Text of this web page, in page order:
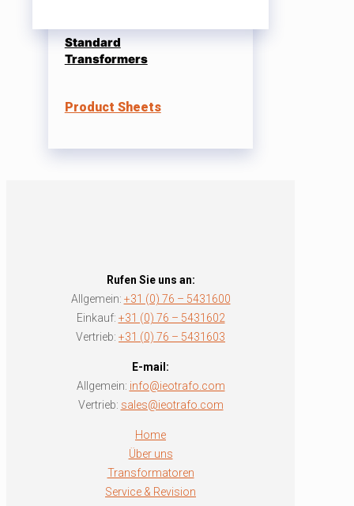
Standard
Transformers
Product Sheets
Rufen Sie uns an:
Allgemein: +31 (0) 76 – 5431600
Einkauf: +31 (0) 76 – 5431602
Vertrieb: +31 (0) 76 – 5431603
E-mail:
Allgemein: info@ieotrafo.com
Vertrieb: sales@ieotrafo.com
Home
Über uns
Transformatoren
Service & Revision